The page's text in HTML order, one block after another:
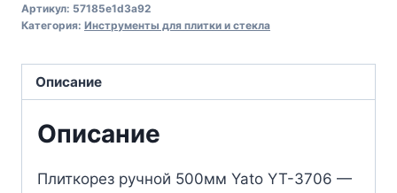
Артикул: 57185e1d3a92
Категория: Инструменты для плитки и стекла
Описание
Описание
Плиткорез ручной 500мм Yato YT-3706 —